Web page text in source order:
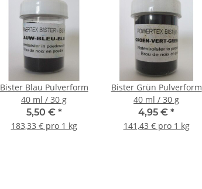
Bister Blau Pulverform
40 ml / 30 g
5,50 € *
183,33 € pro 1 kg
Bister Grün Pulverform
40 ml / 30 g
4,95 € *
141,43 € pro 1 kg